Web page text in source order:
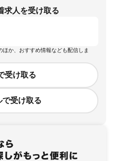
求人を受け取る
ほか、おすすめ情報なども配信しま
受け取る
で受け取る